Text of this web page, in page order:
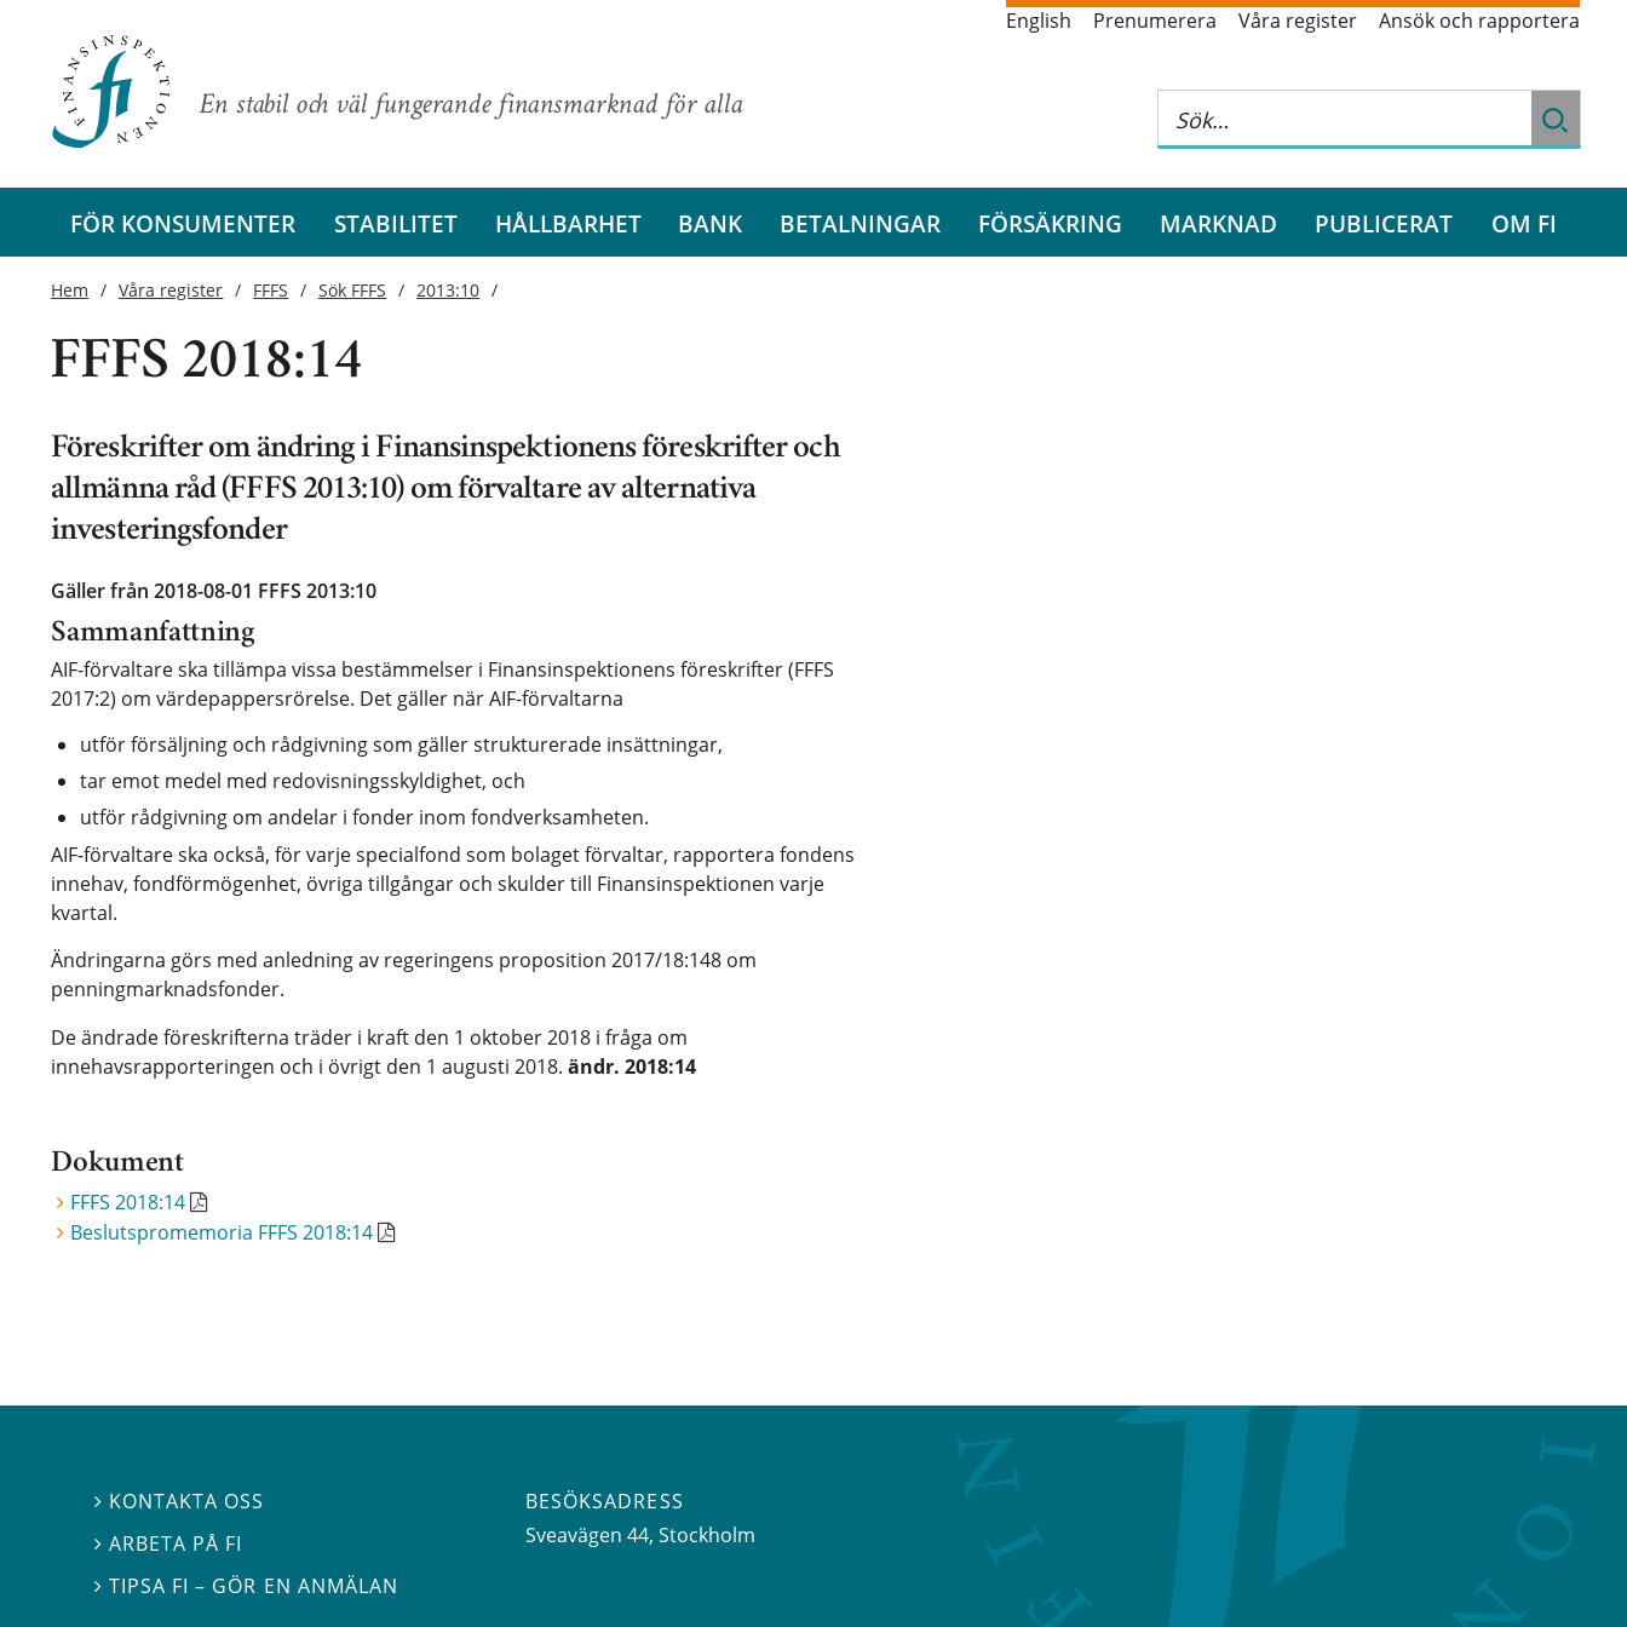
En stabil och väl fungerande finansmarknad för alla
English Prenumerera Våra register Ansök och rapportera
FÖR KONSUMENTER STABILITET HÅLLBARHET BANK BETALNINGAR FÖRSÄKRING MARKNAD PUBLICERAT OM FI
Hem Våra register FFFS Sök FFFS 2013:10
FFFS 2018:14
Föreskrifter om ändring i Finansinspektionens föreskrifter och
allmänna råd (FFFS 2013:10) om förvaltare av alternativa
investeringsfonder
Gäller från 2018-08-01 FFFS 2013:10
Sammanfattning
AIF-förvaltare ska tillämpa vissa bestämmelser i Finansinspektionens föreskrifter (FFFS
2017:2) om värdepappersrörelse. Det gäller när AIF-förvaltarna
utför försäljning och rådgivning som gäller strukturerade insättningar,
tar emot medel med redovisningsskyldighet, och
utför rådgivning om andelar i fonder inom fondverksamheten.
AIF-förvaltare ska också, för varje specialfond som bolaget förvaltar, rapportera fondens
innehav, fondförmögenhet, övriga tillgångar och skulder till Finansinspektionen varje
kvartal.
Ändringarna görs med anledning av regeringens proposition 2017/18:148 om
penningmarknadsfonder.
De ändrade föreskrifterna träder i kraft den 1 oktober 2018 i fråga om
innehavsrapporteringen och i övrigt den 1 augusti 2018.ändr. 2018:14
Dokument
FFFS 2018:14
Beslutspromemoria FFFS 2018:14
 KONTAKTA OSS
 ARBETA PÅ FI
TIPSA FI – GÖR EN ANMÄLAN
BESÖKSADRESS
Sveavägen 44, Stockholm